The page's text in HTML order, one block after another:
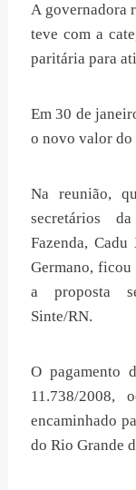
A governadora
teve com a
paritária para
Em 30 de
o novo valor do
Na reunião,
secretários
Fazenda,
Germano,
a proposta
Sinte/RN.
O pagamento
11.738/
encaminhado
do Rio Grande